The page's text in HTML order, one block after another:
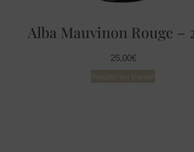
Alba Mauvinon Rouge –
25,00€
Ajouter au panier